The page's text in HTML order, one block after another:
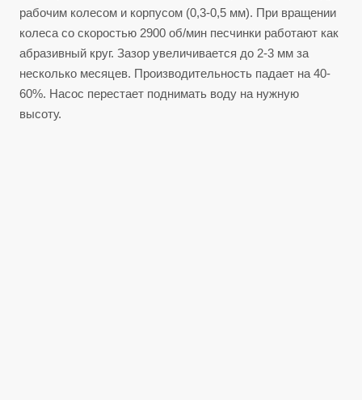
рабочим колесом и корпусом (0,3-0,5 мм). При вращении
колеса со скоростью 2900 об/мин песчинки работают как
абразивный круг. Зазор увеличивается до 2-3 мм за
несколько месяцев. Производительность падает на 40-
60%. Насос перестает поднимать воду на нужную
высоту.